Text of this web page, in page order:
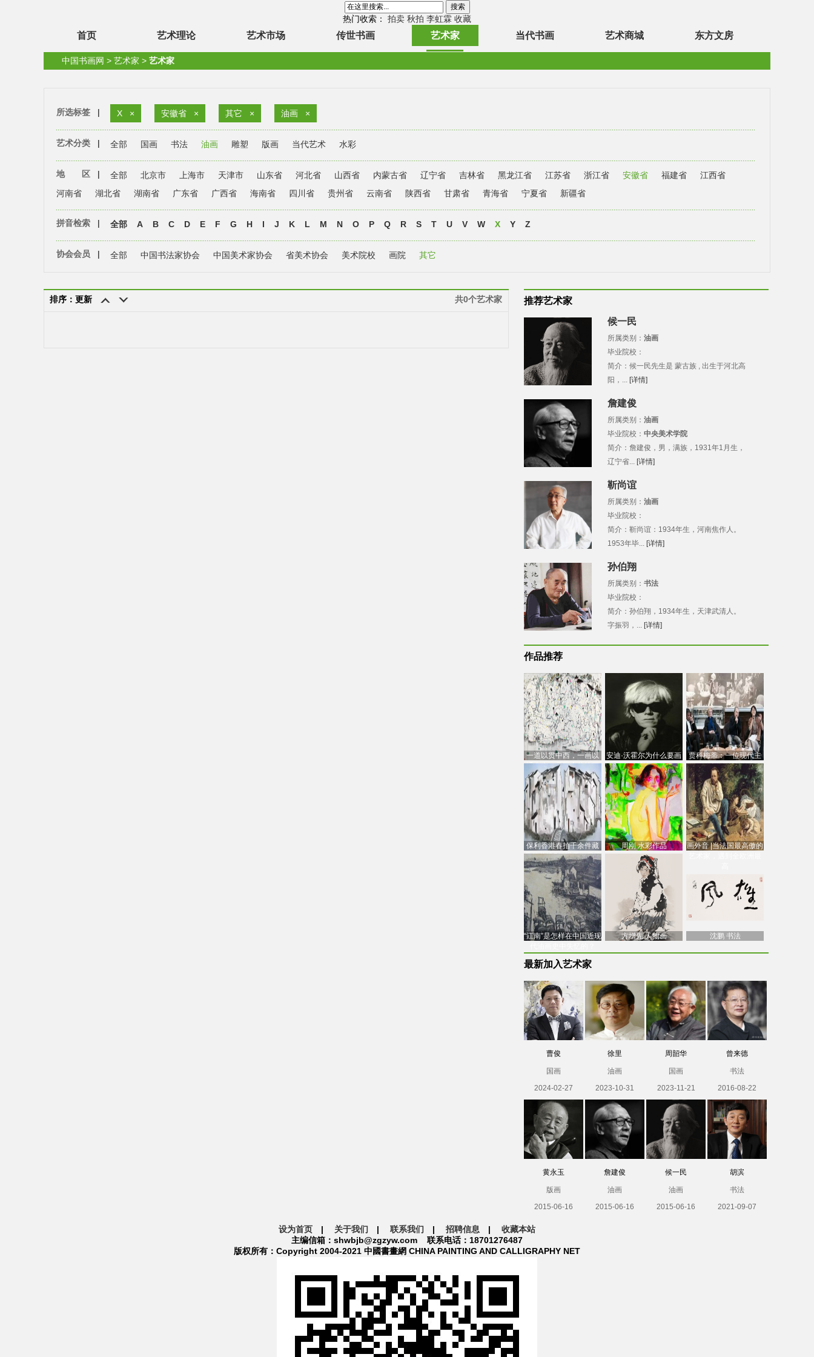
热门收索： 拍卖 秋拍 李虹霖 收藏
首页 艺术理论 艺术市场 传世书画 艺术家 当代书画 艺术商城 东方文房
中国书画网 > 艺术家 > 艺术家
所选标签 | X × 安徽省 × 其它 × 油画 ×
艺术分类 | 全部 国画 书法 油画 雕塑 版画 当代艺术 水彩
地 区 | 全部 北京市 上海市 天津市 山东省 河北省 山西省 内蒙古省 辽宁省 吉林省 黑龙江省 江苏省 浙江省 安徽省 福建省
江西省
河南省
湖北省 湖南省 广东省 广西省 海南省 四川省 贵州省 云南省 陕西省 甘肃省 青海省 宁夏省 新疆省
拼音检索 | 全部 A B C D E F G H I J K L M N O P Q R S T U V W X Y Z
协会会员 | 全部 中国书法家协会 中国美术家协会 省美术协会 美术院校 画院 其它
排序：更新 共0个艺术家 推荐艺术家
候一民
所属类别： 油画
毕业院校：
简介：候一民先生是 蒙古族 , 出生于河北高
阳，... [详情]
詹建俊
所属类别： 油画
毕业院校： 中央美术学院
简介：詹建俊，男，满族，1931年1月生，
辽宁省... [详情]
靳尚谊
所属类别： 油画
毕业院校：
简介：靳尚谊：1934年生，河南焦作人。
1953年毕... [详情]
孙伯翔
所属类别： 书法
毕业院校：
简介：孙伯翔，1934年生，天津武清人。
字振羽，... [详情]
作品推荐
一道以贯中西，一画以
通古今：吴冠中的绘画
创
安迪·沃霍尔为什么要画
芭比
贾科梅蒂：一位现代主
义的“当代”艺术家
保利香港春拍千余件藏
品估价逾7亿港元，吴冠
中
周刚 水彩作品
画外音 |当法国最高傲的
“江南”是怎样在中国近现
方增先 人物画 沈鹏 书法
最新加入艺术家
曹俊
国画
2024-02-27
徐里
油画
2023-10-31
周韶华
国画
2023-11-21
曾来德
书法
2016-08-22
黄永玉
版画
2015-06-16
詹建俊
油画
2015-06-16
候一民
油画
2015-06-16
胡滨
书法
2021-09-07
设为首页 | 关于我们 | 联系我们 | 招聘信息 | 收藏本站
主编信箱：shwbjb@zgzyw.com 联系电话：18701276487
版权所有：Copyright 2004-2021 中國書畫網 CHINA PAINTING AND CALLIGRAPHY NET